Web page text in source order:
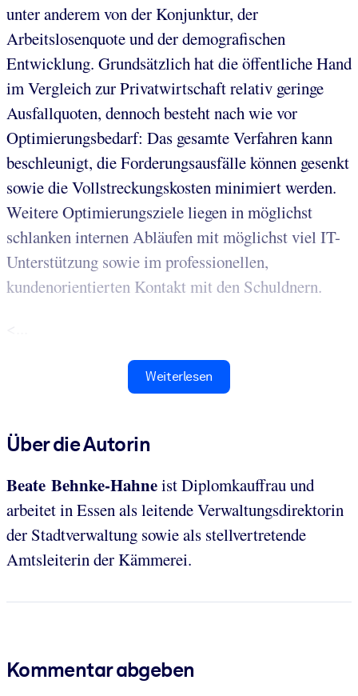
unter anderem von der Konjunktur, der
Arbeitslosenquote und der demografischen
Entwicklung. Grundsätzlich hat die öffentliche Hand
im Vergleich zur Privatwirtschaft relativ geringe
Ausfallquoten, dennoch besteht nach wie vor
Optimierungsbedarf: Das gesamte Verfahren kann
beschleunigt, die Forderungsausfälle können gesenkt
sowie die Vollstreckungskosten minimiert werden.
Weitere Optimierungsziele liegen in möglichst
schlanken internen Abläufen mit möglichst viel IT-
Unterstützung sowie im professionellen,
kundenorientierten Kontakt mit den Schuldnern.
Weiterlesen
Über die Autorin
Beate Behnke-Hahneist Diplomkauffrauund
arbeitetin Essen als leitende Verwaltungsdirektorin
der Stadtverwaltung sowie als stellvertretende
Amtsleiterin der Kämmerei.
Kommentar abgeben